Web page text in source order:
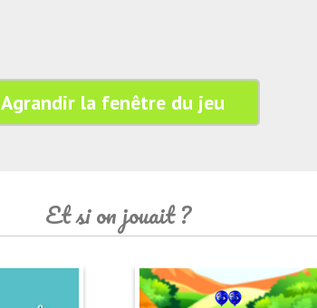
Agrandir la fenêtre du jeu
Et si on jouait ?